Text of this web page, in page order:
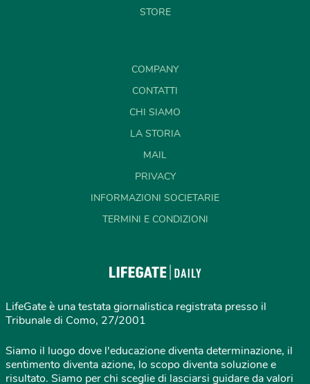
STORE
COMPANY
CONTATTI
CHI SIAMO
LA STORIA
MAIL
PRIVACY
INFORMAZIONI SOCIETARIE
TERMINI E CONDIZIONI
LifeGate è una testata giornalistica registrata presso il
Tribunale di Como, 27/2001
Siamo il luogo dove l'educazione diventa determinazione, il
sentimento diventa azione, lo scopo diventa soluzione e
risultato. Siamo per chi sceglie di lasciarsi guidare da valori